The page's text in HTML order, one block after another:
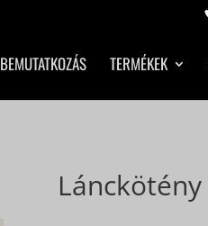
BEMUTATKOZÁS TERMÉKEK
Lánckötény